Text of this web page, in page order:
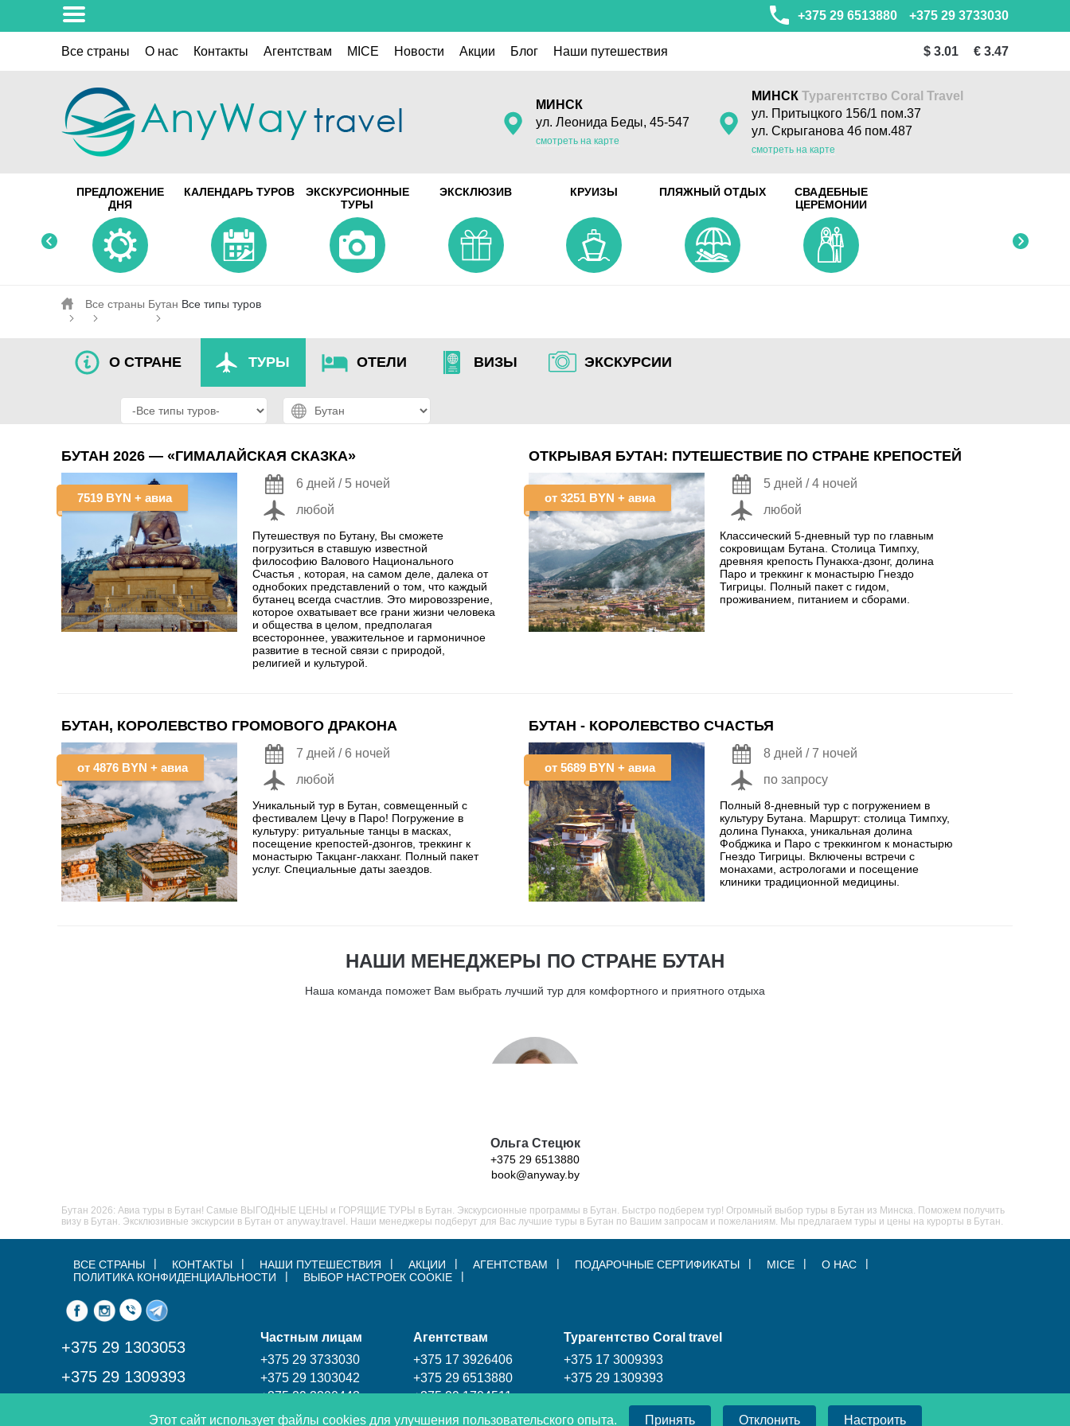
+375 29 3733030
+375 29 6513880
Все страны О нас Контакты Aгентствам MICE Новости Акции Блог Наши путешествия $ 3.01 € 3.47
МИНСК
ул. Леонида Беды, 45-547
смотреть на карте
МИНСК Турагентство Coral Travel
ул. Притыцкого 156/1 пом.37
ул. Скрыганова 4б пом.487
смотреть на карте
ПРЕДЛОЖЕНИЕ
ДНЯ
КАЛЕНДАРЬ ТУРОВ
ЭКСКУРСИОННЫЕ
ТУРЫ
ЭКСКЛЮЗИВ КРУИЗЫ ПЛЯЖНЫЙ ОТДЫХ
СВАДЕБНЫЕ
ЦЕРЕМОНИИ
Все страны Бутан Все типы туров
О СТРАНЕ ТУРЫ ОТЕЛИ ВИЗЫ ЭКСКУРСИИ
БУТАН 2026 — «ГИМАЛАЙСКАЯ СКАЗКА»
7519 BYN + авиа
6 дней / 5 ночей
любой
Путешествуя по Бутану, Вы сможете
погрузиться в ставшую известной
философию Валового Национального
Счастья , которая, на самом деле, далека от
однобоких представлений о том, что каждый
бутанец всегда счастлив. Это мировоззрение,
которое охватывает все грани жизни человека
и общества в целом, предполагая
всестороннее, уважительное и гармоничное
развитие в тесной связи с природой,
религией и культурой.
ОТКРЫВАЯ БУТАН: ПУТЕШЕСТВИЕ ПО СТРАНЕ КРЕПОСТЕЙ
от3251 BYN + авиа
5 дней / 4 ночей
любой
Классический 5-дневный тур по главным
сокровищам Бутана. Столица Тимпху,
древняя крепость Пунакха-дзонг, долина
Паро и треккинг к монастырю Гнездо
Тигрицы. Полный пакет с гидом,
проживанием, питанием и сборами.
БУТАН, КОРОЛЕВСТВО ГРОМОВОГО ДРАКОНА
от 4876 BYN + авиа
7 дней / 6 ночей
любой
Уникальный тур в Бутан, совмещенный с
фестивалем Цечу в Паро! Погружение в
культуру: ритуальные танцы в масках,
посещение крепостей-дзонгов, треккинг к
монастырю Такцанг-лакханг. Полный пакет
услуг. Специальные даты заездов.
БУТАН - КОРОЛЕВСТВО СЧАСТЬЯ
от5689 BYN + авиа
8 дней / 7 ночей
по запросу
Полный 8-дневный тур с погружением в
культуру Бутана. Маршрут: столица Тимпху,
долина Пунакха, уникальная долина
Фобджика и Паро с треккингом к монастырю
Гнездо Тигрицы. Включены встречи с
монахами, астрологами и посещение
клиники традиционной медицины.
НАШИ МЕНЕДЖЕРЫ ПО СТРАНЕ БУТАН
Наша команда поможет Вам выбрать лучший тур для комфортного и приятного отдыха
Ольга Стецюк
+375 29 6513880
book@anyway.by
Бутан 2026: Авиа туры в Бутан! Самые ВЫГОДНЫЕ ЦЕНЫ и ГОРЯЩИЕ ТУРЫ в Бутан. Экскурсионные программы в Бутан. Быстро подберем тур! Огромный выбор туры в Бутан из Минска. Поможем получить
визу в Бутан. Эксклюзивные экскурсии в Бутан от anyway.travel. Наши менеджеры подберут для Вас лучшие туры в Бутан по Вашим запросам и пожеланиям. Мы предлагаем туры и цены на курорты в Бутан.
ВСЕ СТРАНЫ КОНТАКТЫ НАШИ ПУТЕШЕСТВИЯ АКЦИИ АГЕНТСТВАМ ПОДАРОЧНЫЕ СЕРТИФИКАТЫ MICE
О НАС
ПОЛИТИКА КОНФИДЕНЦИАЛЬНОСТИ
ВЫБОР НАСТРОЕК COOKIE
+375 29 1303053
+375 29 1309393
Частным лицам
+375 29 3733030
+375 29 1303042
+375 29 3300443
Агентствам
+375 17 3926406
+375 29 6513880
+375 29 1704511
Турагентство Coral travel
+375 17 3009393
+375 29 1309393
Этот сайт использует файлы cookies для улучшения пользовательского опыта. Принять Отклонить Настроить